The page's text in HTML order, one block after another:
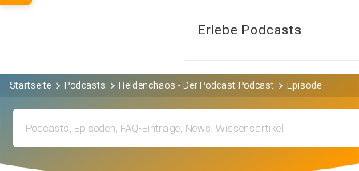
Erlebe Podcasts
Startseite Podcasts Heldenchaos - Der Podcast Podcast Episode 44: